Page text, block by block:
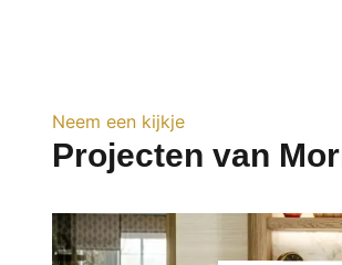
Neem een kijkje
Projecten van